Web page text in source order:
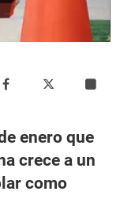
enero que
crece a un
como